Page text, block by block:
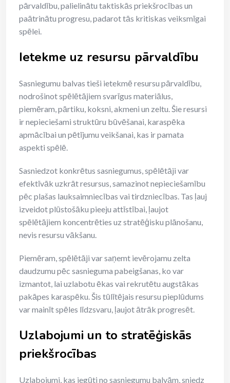
pārvaldību, palielinātu taktiskās priekšrocības un
paātrinātu progresu, padarot tās kritiskas veiksmīgai
spēlei.
Ietekme uz resursu pārvaldību
Sasniegumu balvas tieši ietekmē resursu pārvaldību,
nodrošinot spēlētājiem svarīgus materiālus,
piemēram, pārtiku, koksni, akmeni un zeltu. Šie resursi
ir nepieciešami struktūru būvēšanai, karaspēka
apmācībai un pētījumu veikšanai, kas ir pamata
aspekti spēlē.
Sasniedzot konkrētus sasniegumus, spēlētāji var
efektīvāk uzkrāt resursus, samazinot nepieciešamību
pēc plašas lauksaimniecības vai tirdzniecības. Tas ļauj
izveidot plūstošāku pieeju attīstībai, ļaujot
spēlētājiem koncentrēties uz stratēģisku plānošanu,
nevis resursu vākšanu.
Piemēram, spēlētāji var saņemt ievērojamu zelta
daudzumu pēc sasnieguma pabeigšanas, ko var
izmantot, lai uzlabotu ēkas vai rekrutētu augstākas
pakāpes karaspēku. Šis tūlītējais resursu pieplūdums
var mainīt spēles līdzsvaru, ļaujot ātrāk progresēt.
Uzlabojumi un to stratēģiskās
priekšrocības
Uzlabojumi, kas iegūti no sasniegumu balvām, sniedz